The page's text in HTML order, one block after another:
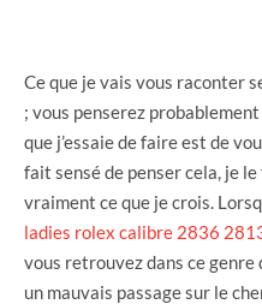
Ce que je vais vous raconter
; vous penserez
que j’essaie de faire est de
fait sensé de penser cela, je le
vraiment ce que je crois.
ladies rolex calibre 2836
vous retrouvez dans ce
un mauvais passage sur le